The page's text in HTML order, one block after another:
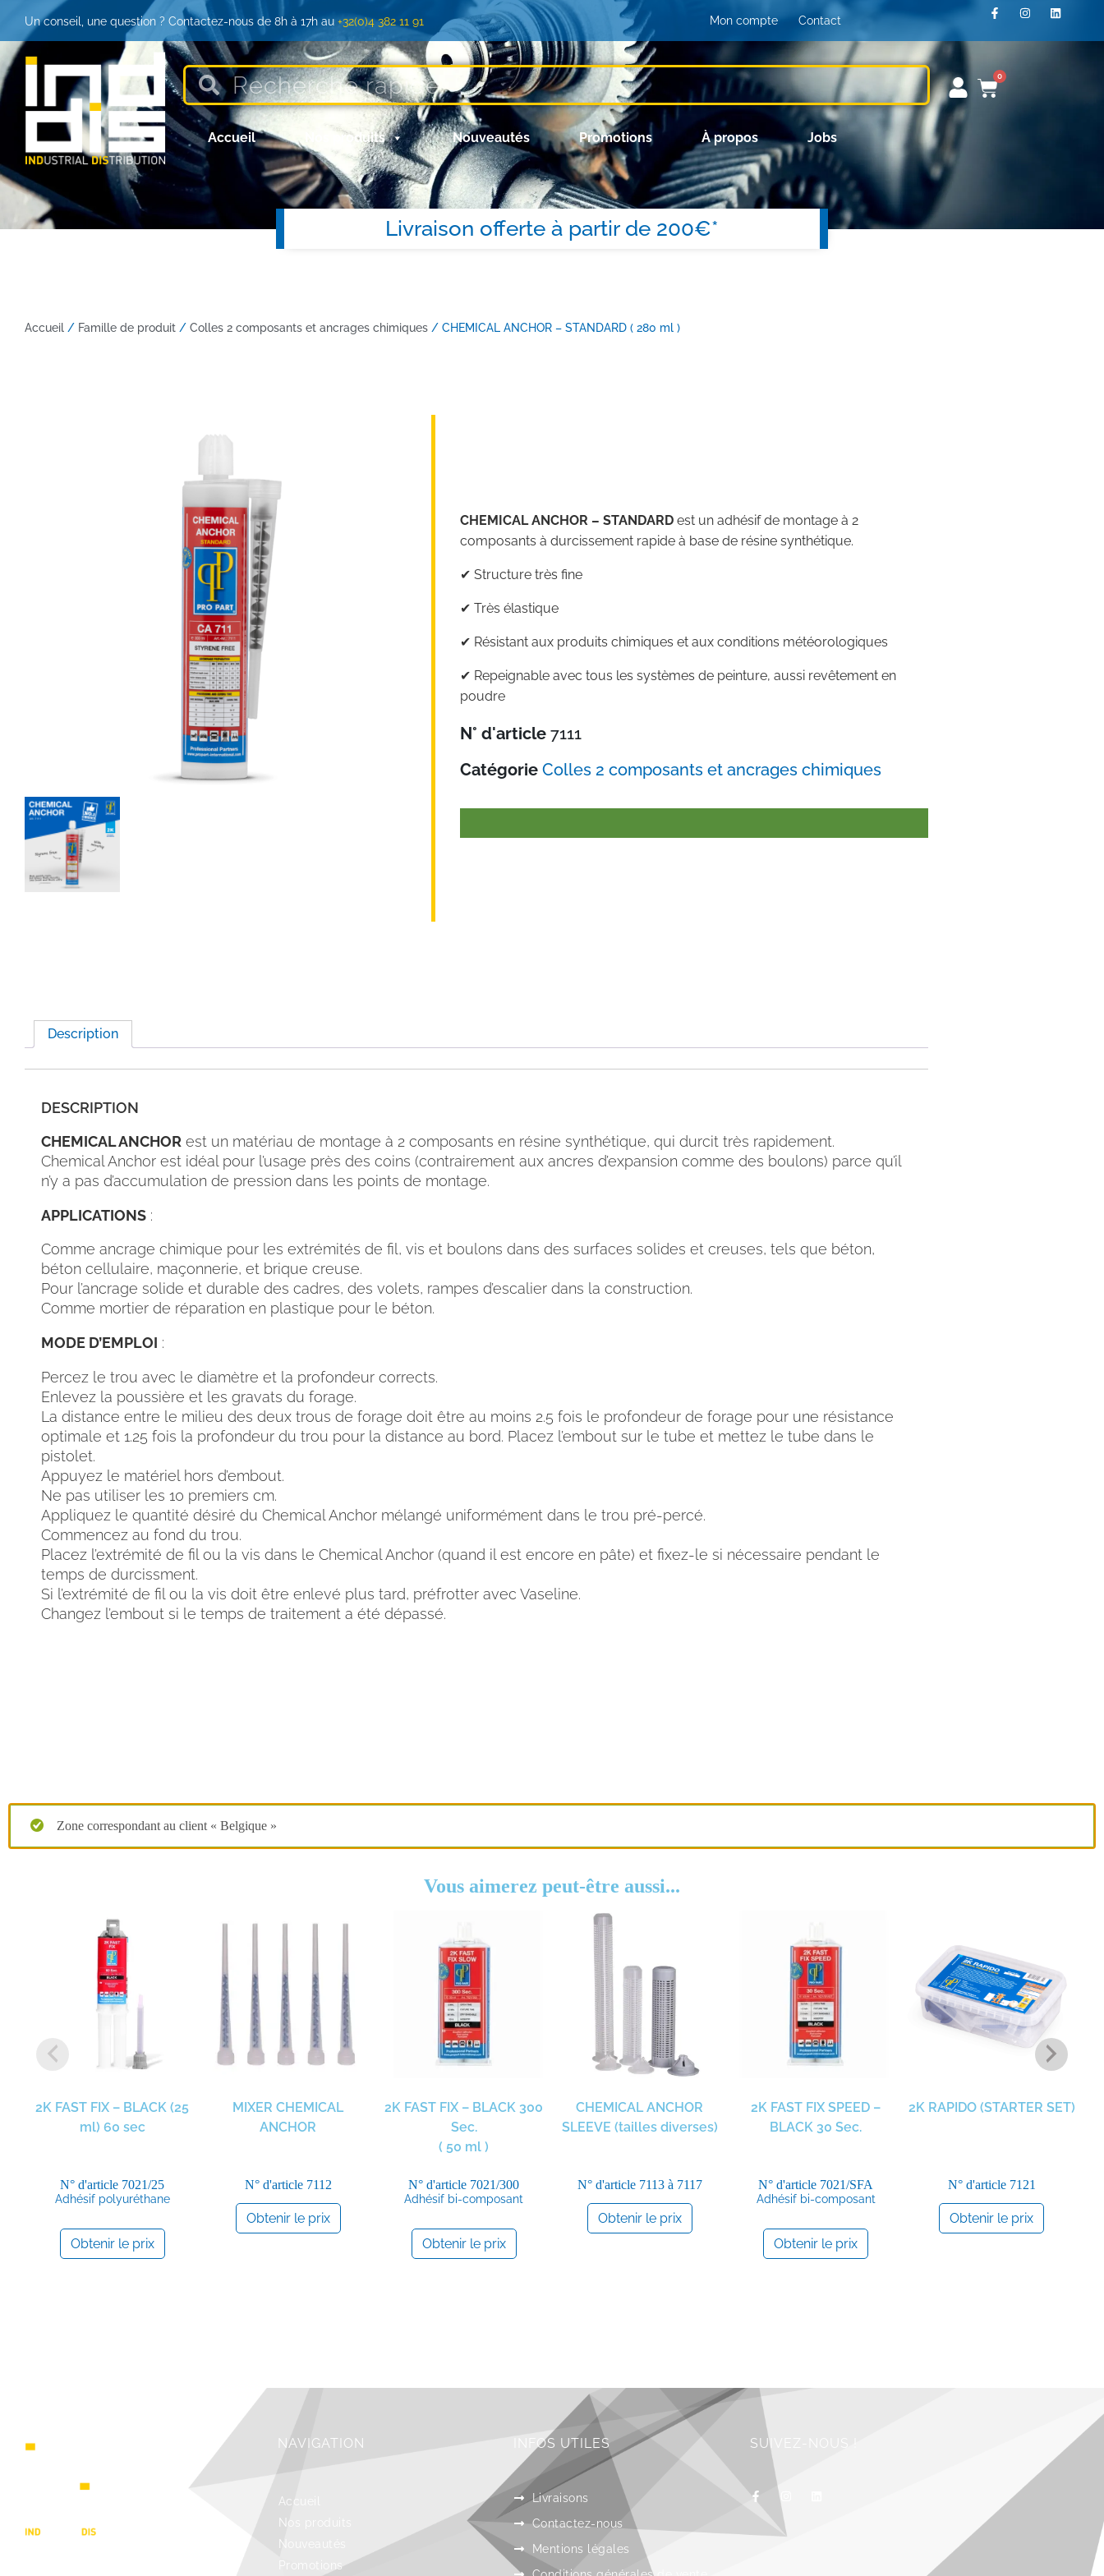
Un conseil, une question ? Contactez-nous de 8h à 17h au +32(0)4 382 11 91 Mon compte Contact
Accueil Nos produits Nouveautés Promotions À propos Jobs
0
Livraison offerte à partir de 200€*
Accueil / Famille de produit / Colles 2 composants et ancrages chimiques / CHEMICAL ANCHOR – STANDARD ( 280 ml )
CHEMICAL ANCHOR – STANDARD est un adhésif de montage à 2
composants à durcissement rapide à base de résine synthétique.
✔︎ Structure très fine
✔︎ Très élastique
✔︎ Résistant aux produits chimiques et aux conditions météorologiques
✔︎ Repeignable avec tous les systèmes de peinture, aussi revêtement en
poudre
N° d'article 7111
Catégorie Colles 2 composants et ancrages chimiques
Description
DESCRIPTION
CHEMICAL ANCHOR est un matériau de montage à 2 composants en résine synthétique, qui durcit très rapidement.
Chemical Anchor est idéal pour l’usage près des coins (contrairement aux ancres d’expansion comme des boulons) parce qu’il
n’y a pas d’accumulation de pression dans les points de montage.
APPLICATIONS :
Comme ancrage chimique pour les extrémités de fil, vis et boulons dans des surfaces solides et creuses, tels que béton,
béton cellulaire, maçonnerie, et brique creuse.
Pour l’ancrage solide et durable des cadres, des volets, rampes d’escalier dans la construction.
Comme mortier de réparation en plastique pour le béton.
MODE D’EMPLOI :
Percez le trou avec le diamètre et la profondeur corrects.
Enlevez la poussière et les gravats du forage.
La distance entre le milieu des deux trous de forage doit être au moins 2.5 fois le profondeur de forage pour une résistance
optimale et 1.25 fois la profondeur du trou pour la distance au bord. Placez l’embout sur le tube et mettez le tube dans le
pistolet.
Appuyez le matériel hors d’embout.
Ne pas utiliser les 10 premiers cm.
Appliquez le quantité désiré du Chemical Anchor mélangé uniformément dans le trou pré-percé.
Commencez au fond du trou.
Placez l’extrémité de fil ou la vis dans le Chemical Anchor (quand il est encore en pâte) et fixez-le si nécessaire pendant le
temps de durcissment.
Si l’extrémité de fil ou la vis doit être enlevé plus tard, préfrotter avec Vaseline.
Changez l’embout si le temps de traitement a été dépassé.
Zone correspondant au client « Belgique »
Vous aimerez peut-être aussi...
2K FAST FIX – BLACK (25
ml) 60 sec
N° d'article 7021/25
Adhésif polyuréthane
Obtenir le prix
MIXER CHEMICAL
ANCHOR
N° d'article 7112
Obtenir le prix
2K FAST FIX – BLACK 300
Sec.
( 50 ml )
N° d'article 7021/300
Adhésif bi-composant
Obtenir le prix
CHEMICAL ANCHOR
SLEEVE (tailles diverses)
N° d'article 7113 à 7117
Obtenir le prix
2K FAST FIX SPEED –
BLACK 30 Sec.
N° d'article 7021/SFA
Adhésif bi-composant
Obtenir le prix
2K RAPIDO (STARTER SET)
N° d'article 7121
Obtenir le prix
NAVIGATION
Accueil
Nos produits
Nouveautés
Promotions
INFOS UTILES
Livraisons
Contactez-nous
Mentions légales
SUIVEZ-NOUS !